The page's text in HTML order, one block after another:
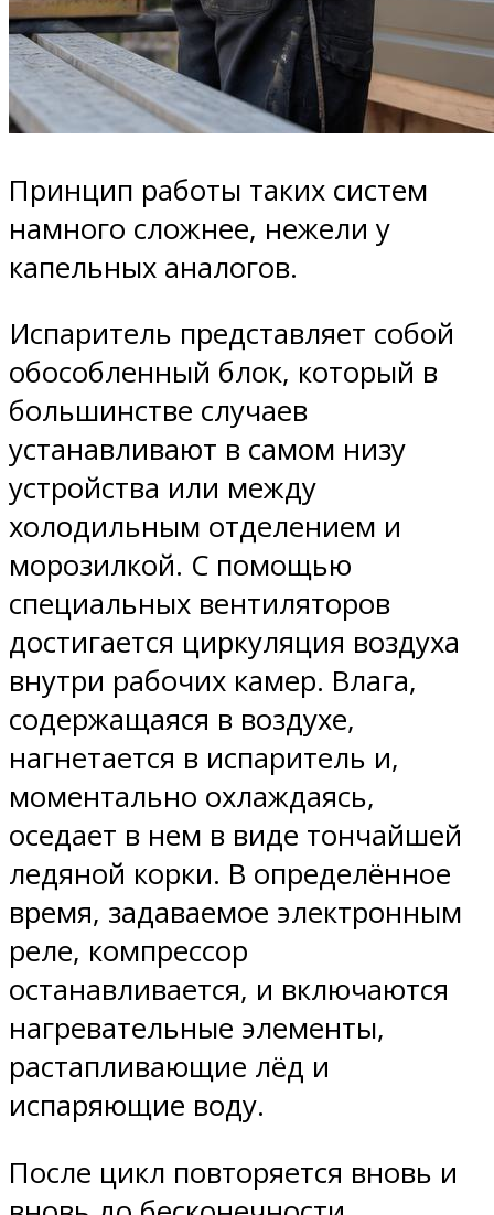
Принцип работы таких систем
намного сложнее, нежели у
капельных аналогов.
Испаритель представляет собой
обособленный блок, который в
большинстве случаев
устанавливают в самом низу
устройства или между
холодильным отделением и
морозилкой. С помощью
специальных вентиляторов
достигается циркуляция воздуха
внутри рабочих камер. Влага,
содержащаяся в воздухе,
нагнетается в испаритель и,
моментально охлаждаясь,
оседает в нем в виде тончайшей
ледяной корки. В определённое
время, задаваемое электронным
реле, компрессор
останавливается, и включаются
нагревательные элементы,
растапливающие лёд и
испаряющие воду.
После цикл повторяется вновь и